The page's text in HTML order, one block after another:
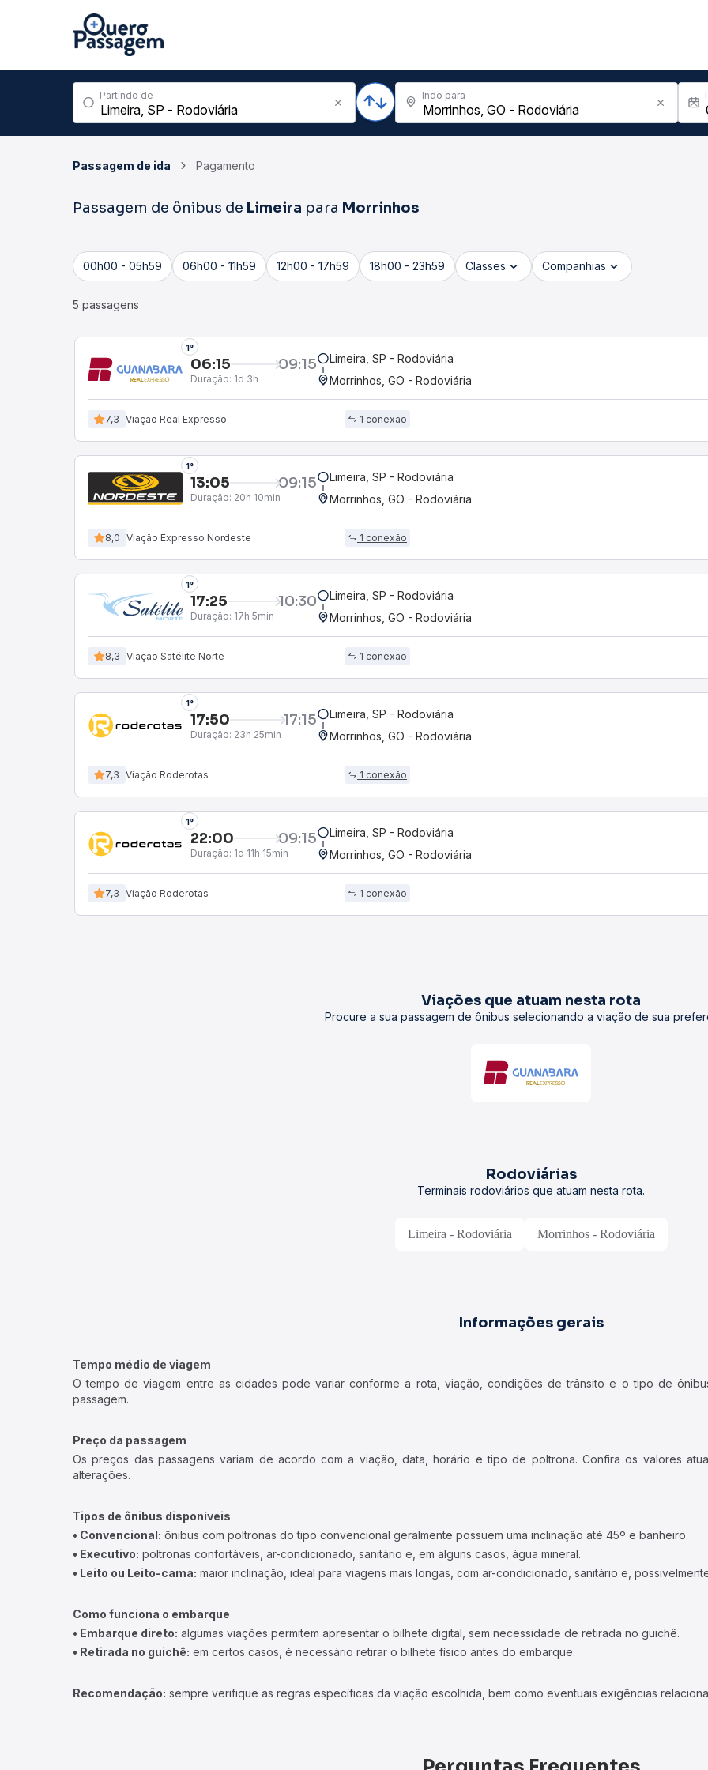
Partindo de Indo para
Passagem de ida Pagamento
Passagem de ônibus de Limeira para Morrinhos
00h00 - 05h59 06h00 - 11h59 12h00 - 17h59 18h00 - 23h59 Classes Companhias
5 passagens
1°
06:15 09:15
Duração: 1d 3h
Limeira, SP - Rodoviária
Morrinhos, GO - Rodoviária
7,3 Viação Real Expresso 1 conexão
1°
13:05 09:15
Duração: 20h 10min
Limeira, SP - Rodoviária
Morrinhos, GO - Rodoviária
8,0 Viação Expresso Nordeste 1 conexão
1°
17:25 10:30
Duração: 17h 5min
Limeira, SP - Rodoviária
Morrinhos, GO - Rodoviária
8,3 Viação Satélite Norte 1 conexão
1°
17:50 17:15
Duração: 23h 25min
Limeira, SP - Rodoviária
Morrinhos, GO - Rodoviária
7,3 Viação Roderotas 1 conexão
1°
22:00 09:15
Duração: 1d 11h 15min
Limeira, SP - Rodoviária
Morrinhos, GO - Rodoviária
7,3 Viação Roderotas 1 conexão
Viações que atuam nesta rota
Procure a sua passagem de ônibus selecionando a viação de sua
Rodoviárias
Terminais rodoviários que atuam nesta rota.
Limeira - Rodoviária Morrinhos - Rodoviária
Informações gerais
Tempo médio de viagem
O tempo de viagem entre as cidades pode variar conforme a rota, viação, condições de trânsito e o tipo de
passagem.
Preço da passagem
Os preços das passagens variam de acordo com a viação, data, horário e tipo de poltrona. Confira os valores
alterações.
Tipos de ônibus disponíveis
• Convencional: ônibus com poltronas do tipo convencional geralmente possuem uma inclinação até 45º e banheiro.
• Executivo: poltronas confortáveis, ar-condicionado, sanitário e, em alguns casos, água mineral.
• Leito ou Leito-cama: maior inclinação, ideal para viagens mais longas, com ar-condicionado, sanitário e,
Como funciona o embarque
• Embarque direto: algumas viações permitem apresentar o bilhete digital, sem necessidade de retirada no guichê.
• Retirada no guichê: em certos casos, é necessário retirar o bilhete físico antes do embarque.
Recomendação: sempre verifique as regras específicas da viação escolhida, bem como eventuais exigências